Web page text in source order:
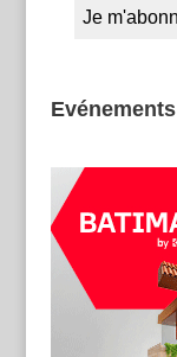
Evénements